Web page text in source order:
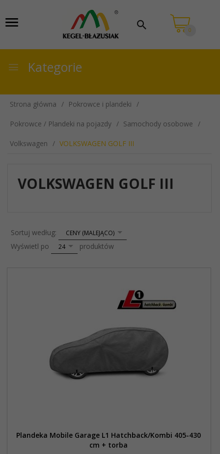
0
Kategorie
Strona główna Pokrowce i plandeki
Pokrowce / Plandeki na pojazdy Samochody osobowe
Volkswagen VOLKSWAGEN GOLF III
VOLKSWAGEN GOLF III
Sortuj według: sortCENY (MALEJĄCO)
Wyświetl po pop24 produktów
Plandeka Mobile Garage L1 Hatchback/Kombi 405-430
cm + torba